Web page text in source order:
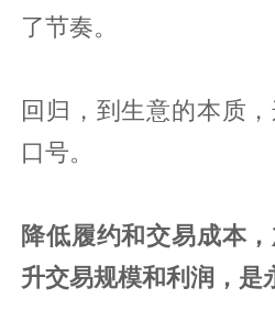
了节奏。
回归，到生意的本质
口号。
降低履约和交易成本
升交易规模和利润，是